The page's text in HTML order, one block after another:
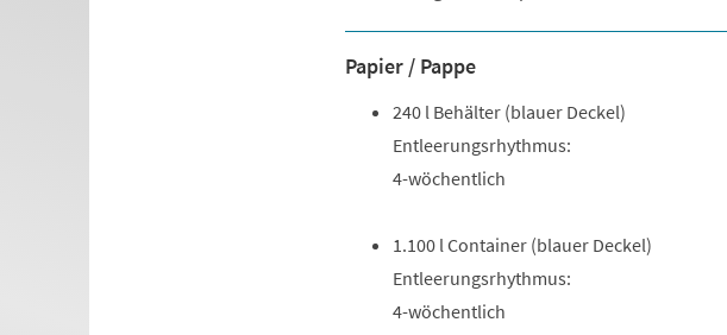
Papier / Pappe
240 l Behälter (blauer Deckel)
Entleerungsrhythmus:
4-wöchentlich
1.100 l Container (blauer Deckel)
Entleerungsrhythmus:
4-wöchentlich